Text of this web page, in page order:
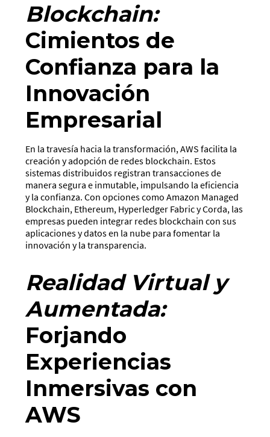
Blockchain:
Cimientos de
Confianza para la
Innovación
Empresarial
En la travesía hacia la transformación, AWS facilita la
creación y adopción de redes blockchain. Estos
sistemas distribuidos registran transacciones de
manera segura e inmutable, impulsando la eficiencia
y la confianza. Con opciones como Amazon Managed
Blockchain, Ethereum, Hyperledger Fabric y Corda, las
empresas pueden integrar redes blockchain con sus
aplicaciones y datos en la nube para fomentar la
innovación y la transparencia.
Realidad Virtual y
Aumentada:
Forjando
Experiencias
Inmersivas con
AWS